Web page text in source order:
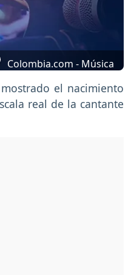
Colombia.com - Música
el nacimiento
real de la cantante